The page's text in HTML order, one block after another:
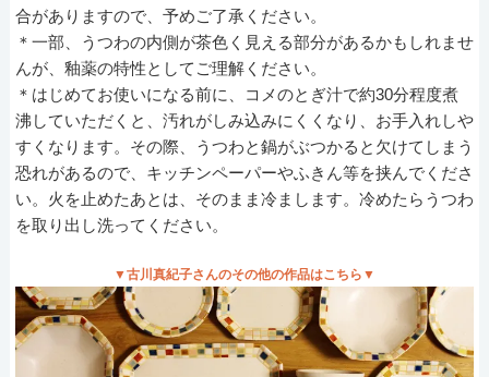
合がありますので、予めご了承ください。
＊一部、うつわの内側が茶色く見える部分があるかもしれませ
んが、釉薬の特性としてご理解ください。
＊はじめてお使いになる前に、コメのとぎ汁で約30分程度煮
沸していただくと、汚れがしみ込みにくくなり、お手入れしや
すくなります。その際、うつわと鍋がぶつかると欠けてしまう
恐れがあるので、キッチンペーパーやふきん等を挟んでくださ
い。火を止めたあとは、そのまま冷まします。冷めたらうつわ
を取り出し洗ってください。
▼古川真紀子さんのその他の作品はこちら▼